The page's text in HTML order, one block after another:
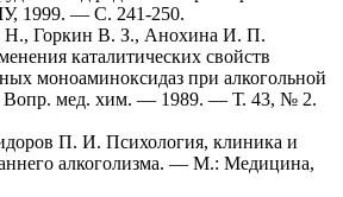
1999. — С. 241-250.
Н., Горкин В. З., Анохина И. П.
каталитических свойств
моноаминоксидаз при алкогольной
Вопр. мед. хим. — 1989. — Т. 43, № 2.
П. И. Психология, клиника и
алкоголизма. — М.: Медицина,